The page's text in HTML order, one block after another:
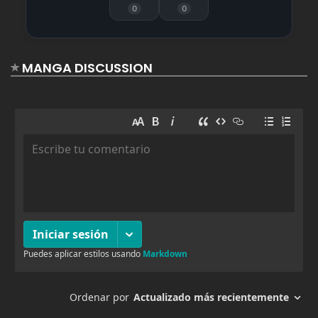
agosto 19, 2025
Capitulo 55
Capitulo 51 agosto 19, 2025 11
agosto 19, 2025
0
0
MANGA DISCUSSION